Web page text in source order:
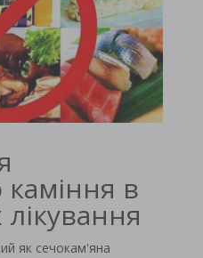
в
лікування
як сечокам'яна